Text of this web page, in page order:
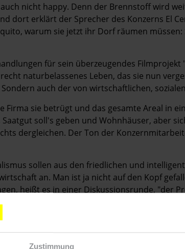
Zustimmung
nicht happy. Denn der Brennstoff wird
dort erklärt der Sprecher des Konzerns El
warum sie jetzt ihr Dorf räumen
für sein überzeugendes Filmprojekt
naturbelassenes Leben, das sie nun
auch der von wirtschaftlichen,
Firma sie betrügt und das gesamte Areal in
soll's geben und Wohnhäuser, aber
dergleichen. Der Ton der
sollen aus den friedlichen und
an. Man ist ja nicht auf den Kopf
heißt es in einer Diskussionsrunde, "der
D 2013/2014. Regie: Jens Schanze.
und den Trailer finden Sie